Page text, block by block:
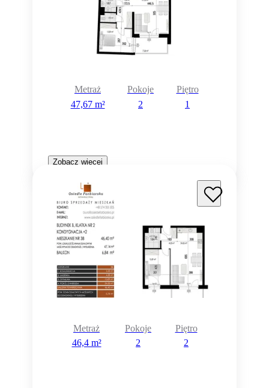
Metraż
47,67 m²
Pokoje
2
Piętro
1
Zobacz więcej
Metraż
46,4 m²
Pokoje
2
Piętro
2